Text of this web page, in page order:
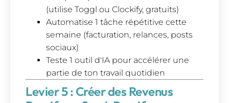
(utilise Toggl ou Clockify, gratuits)
Automatise 1 tâche répétitive cette
semaine (facturation, relances, posts
sociaux)
Teste 1 outil d'IA pour accélérer une
partie de ton travail quotidien
Levier 5 : Créer des Revenus